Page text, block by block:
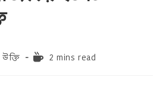
উক্তি
Reading2 mins read